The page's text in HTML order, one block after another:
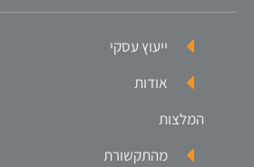
ייעוץ עסקי
אודות
המלצות
מהתקשורת